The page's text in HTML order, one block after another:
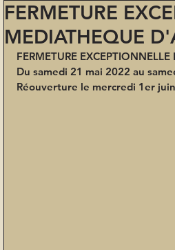
FERMETURE
MEDIATHEQUE
FERMETURE
Du samedi 21 mai 2022 au
Réouverture le mercredi 1er